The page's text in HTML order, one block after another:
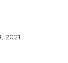
2021